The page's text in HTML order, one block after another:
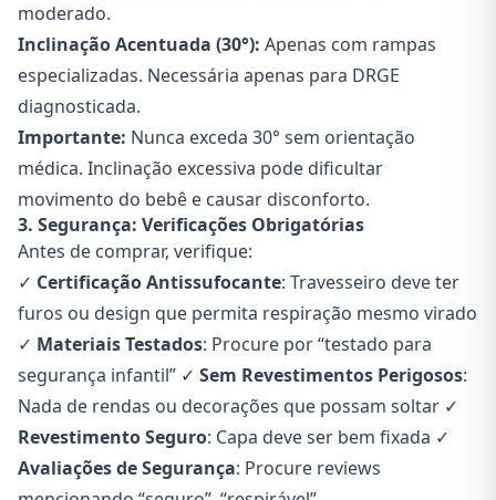
moderado.
Inclinação Acentuada (30°): Apenas com rampas
especializadas. Necessária apenas para DRGE
diagnosticada.
Importante: Nunca exceda 30° sem orientação
médica. Inclinação excessiva pode dificultar
movimento do bebê e causar disconforto.
3. Segurança: Verificações Obrigatórias
Antes de comprar, verifique:
✓ Certificação Antissufocante: Travesseiro deve ter
furos ou design que permita respiração mesmo virado
✓ Materiais Testados: Procure por “testado para
segurança infantil” ✓ Sem Revestimentos Perigosos:
Nada de rendas ou decorações que possam soltar ✓
Revestimento Seguro: Capa deve ser bem fixada ✓
Avaliações de Segurança: Procure reviews